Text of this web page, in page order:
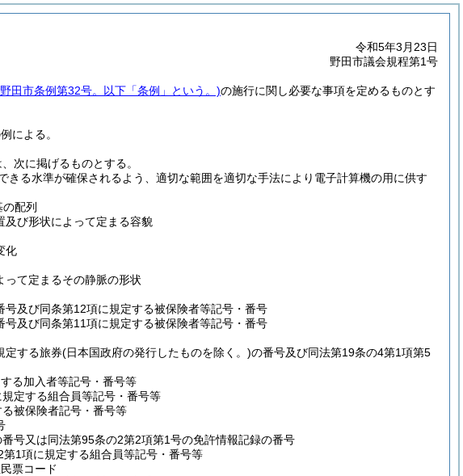
令和5年3月23日
野田市議会規程第1号
田市条例第32号。以下「条例」という。)の施行に関し必要な事項を定めるものとす
による。
次に掲げるものとする。
る水準が確保されるよう、適切な範囲を適切な手法により電子計算機の用に供す
配列
び形状によって定まる容貌
化
て定まるその静脈の形状
及び同条第12項に規定する被保険者等記号・番号
及び同条第11項に規定する被保険者等記号・番号
定する旅券(日本国政府の発行したものを除く。)の番号及び同法第19条の4第1項第5
る加入者等記号・番号等
定する組合員等記号・番号等
被保険者記号・番号等
号又は同法第95条の2第2項第1号の免許情報記録の番号
1項に規定する組合員等記号・番号等
票コード